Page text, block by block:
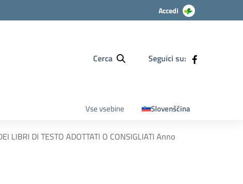
Accedi
Cerca Seguici su:
Vse vsebine Slovenščina
LIBRI DI TESTO ADOTTATI O CONSIGLIATI Anno